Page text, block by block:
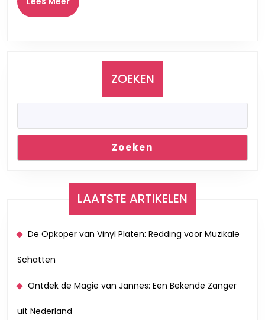
Meer
ZOEKEN
Zoeken
LAATSTE ARTIKELEN
De Opkoper van Vinyl Platen: Redding voor Muzikale
Schatten
Ontdek de Magie van Jannes: Een Bekende Zanger
uit Nederland